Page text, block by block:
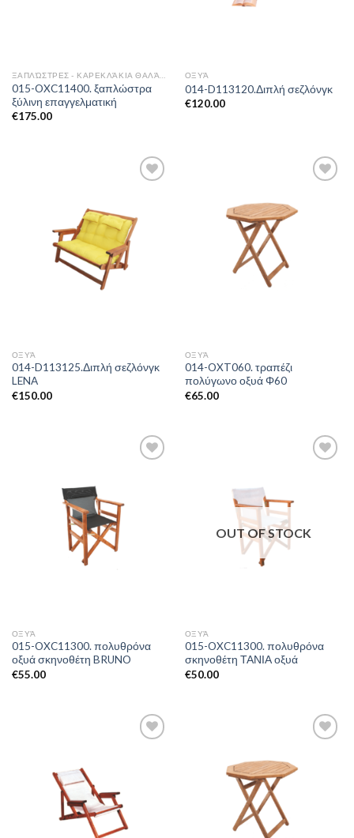
015-OXC11400. ξαπλώστρα
ξύλινη επαγγελματική
€175.00
ΟΞΥΆ
014-D113120.Διπλή σεζλόνγκ
€120.00
ΟΞΥΆ
014-D113125.Διπλή σεζλόνγκ
LENA
€150.00
ΟΞΥΆ
014-OXT060. τραπέζι
πολύγωνο οξυά Φ60
€65.00
ΟΞΥΆ
015-OXC11300. πολυθρόνα
οξυά σκηνοθέτη BRUNO
€55.00
OUT OF STOCK
ΟΞΥΆ
015-OXC11300. πολυθρόνα
σκηνοθέτη ΤΑΝΙΑ οξυά
€50.00